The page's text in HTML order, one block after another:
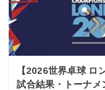
【2026世界卓球 ロ
試合結果・トーナメ